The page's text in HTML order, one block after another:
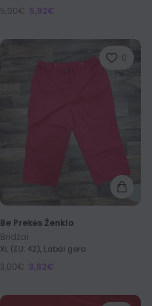
5,00€ 5,92€
0
Be Prekės Ženklo
Bridžai
XL (EU: 42), Labai gera
3,00€ 3,82€